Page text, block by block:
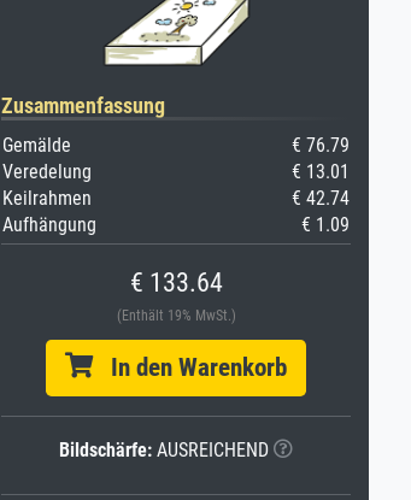
Zusammenfassung
Gemälde
€ 76.79
Veredelung
€ 13.01
Keilrahmen
€ 42.74
Aufhängung
€ 1.09
€ 133.64
(Enthält 19% MwSt.)
In den Warenkorb
Bildschärfe: AUSREICHEND